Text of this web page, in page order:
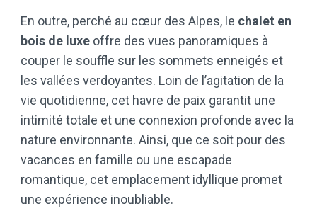
En outre, perché au cœur des Alpes, le chalet en
bois de luxe offre des vues panoramiques à
couper le souffle sur les sommets enneigés et
les vallées verdoyantes. Loin de l’agitation de la
vie quotidienne, cet havre de paix garantit une
intimité totale et une connexion profonde avec la
nature environnante. Ainsi, que ce soit pour des
vacances en famille ou une escapade
romantique, cet emplacement idyllique promet
une expérience inoubliable.